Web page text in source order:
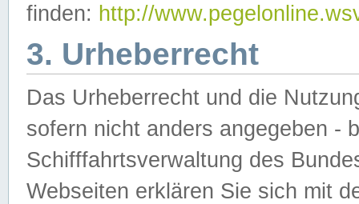
finden: http://
3. Urheberrecht
Das Urheberrecht und die
sofern nicht anders angegeben -
Schifffahrtsverwaltung des
Webseiten erklären Sie sich mit